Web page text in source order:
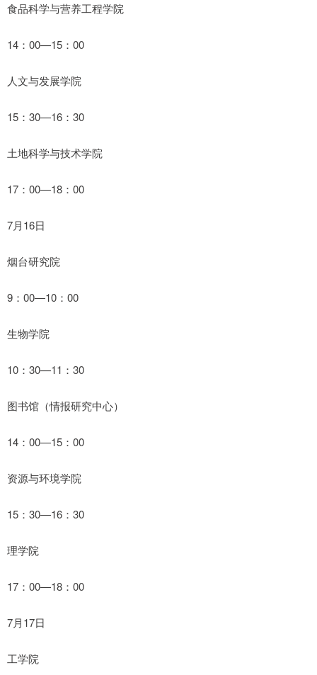
食品科学与营养工程学院
14：00—15：00
人文与发展学院
15：30—16：30
土地科学与技术学院
17：00—18：00
7月16日
烟台研究院
9：00—10：00
生物学院
10：30—11：30
图书馆（情报研究中心）
14：00—15：00
资源与环境学院
15：30—16：30
理学院
17：00—18：00
7月17日
工学院